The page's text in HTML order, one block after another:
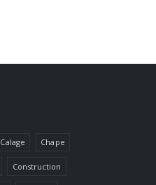
Calage Chape
Construction